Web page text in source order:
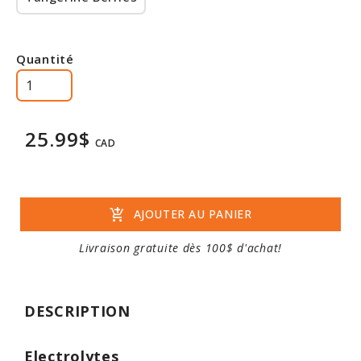
Quantité
25.99$ CAD
add_shopping_cart AJOUTER AU PANIER
Livraison gratuite dès 100$ d'achat!
DESCRIPTION
Electrolytes